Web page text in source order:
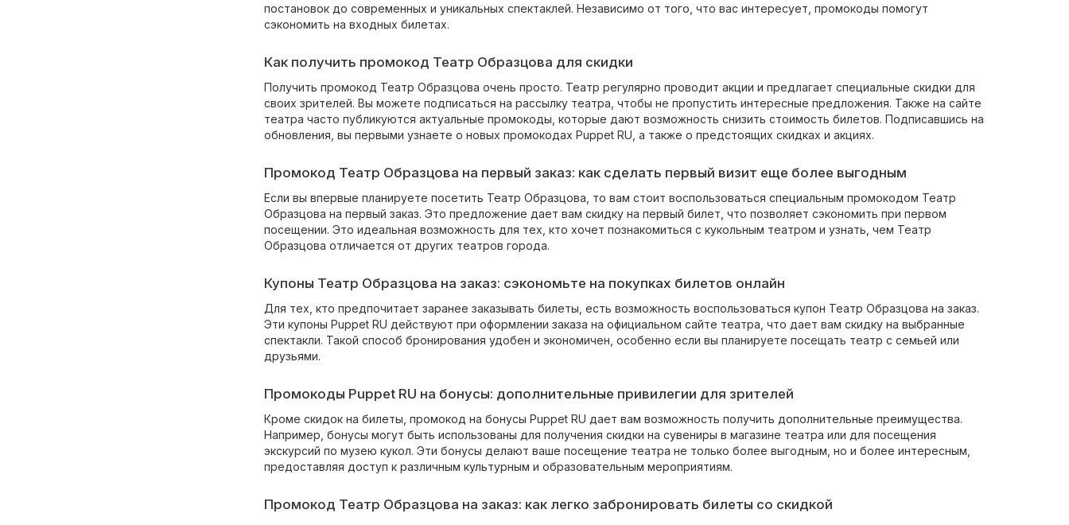
постановок до современных и уникальных спектаклей. Независимо от того, что вас интересует, промокоды помогут
сэкономить на входных билетах.
Как получить промокод Театр Образцова для скидки
Получить промокод Театр Образцова очень просто. Театр регулярно проводит акции и предлагает специальные скидки для
своих зрителей. Вы можете подписаться на рассылку театра, чтобы не пропустить интересные предложения. Также на сайте
театра часто публикуются актуальные промокоды, которые дают возможность снизить стоимость билетов. Подписавшись на
обновления, вы первыми узнаете о новых промокодах Puppet RU, а также о предстоящих скидках и акциях.
Промокод Театр Образцова на первый заказ: как сделать первый визит еще более выгодным
Если вы впервые планируете посетить Театр Образцова, то вам стоит воспользоваться специальным промокодом Театр
Образцова на первый заказ. Это предложение дает вам скидку на первый билет, что позволяет сэкономить при первом
посещении. Это идеальная возможность для тех, кто хочет познакомиться с кукольным театром и узнать, чем Театр
Образцова отличается от других театров города.
Купоны Театр Образцова на заказ: сэкономьте на покупках билетов онлайн
Для тех, кто предпочитает заранее заказывать билеты, есть возможность воспользоваться купон Театр Образцова на заказ.
Эти купоны Puppet RU действуют при оформлении заказа на официальном сайте театра, что дает вам скидку на выбранные
спектакли. Такой способ бронирования удобен и экономичен, особенно если вы планируете посещать театр с семьей или
друзьями.
Промокоды Puppet RU на бонусы: дополнительные привилегии для зрителей
Кроме скидок на билеты, промокод на бонусы Puppet RU дает вам возможность получить дополнительные преимущества.
Например, бонусы могут быть использованы для получения скидки на сувениры в магазине театра или для посещения
экскурсий по музею кукол. Эти бонусы делают ваше посещение театра не только более выгодным, но и более интересным,
предоставляя доступ к различным культурным и образовательным мероприятиям.
Промокод Театр Образцова на заказ: как легко забронировать билеты со скидкой